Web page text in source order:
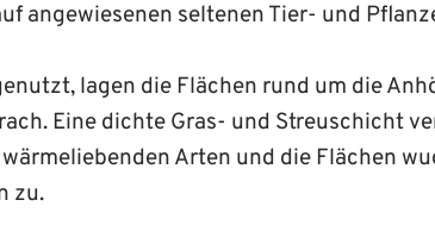
angewiesenen seltenen Tier- und
lagen die Flächen rund um die
Eine dichte Gras- und Streuschicht
Arten und die Flächen
zu.